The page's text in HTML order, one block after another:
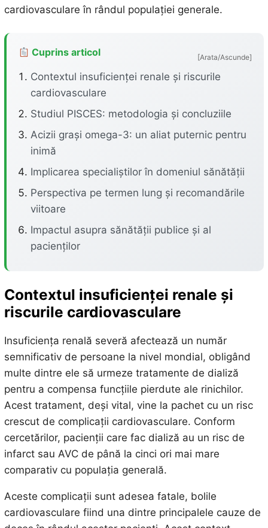
cardiovasculare în rândul populației generale.
Cuprins articol [Arata/Ascunde]
Contextul insuficienței renale și riscurile
cardiovasculare
Studiul PISCES: metodologia și concluziile
Acizii grași omega-3: un aliat puternic pentru
inimă
Implicarea specialiștilor în domeniul sănătății
Perspectiva pe termen lung și recomandările
viitoare
Impactul asupra sănătății publice și al
pacienților
Contextul insuficienței renale și
riscurile cardiovasculare
Insuficiența renală severă afectează un număr
semnificativ de persoane la nivel mondial, obligând
multe dintre ele să urmeze tratamente de dializă
pentru a compensa funcțiile pierdute ale rinichilor.
Acest tratament, deși vital, vine la pachet cu un risc
crescut de complicații cardiovasculare. Conform
cercetărilor, pacienții care fac dializă au un risc de
infarct sau AVC de până la cinci ori mai mare
comparativ cu populația generală.
Aceste complicații sunt adesea fatale, bolile
cardiovasculare fiind una dintre principalele cauze de